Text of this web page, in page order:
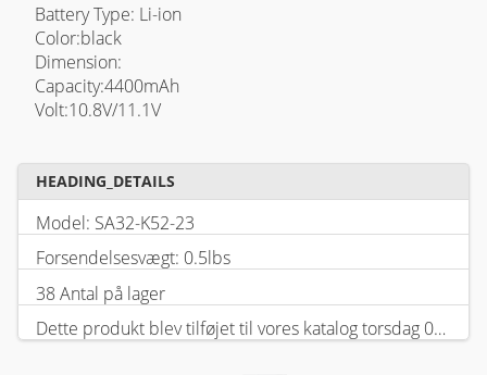
Battery Type: Li-ion
Color:black
Dimension:
Capacity:4400mAh
Volt:10.8V/11.1V
HEADING_DETAILS
Model: SA32-K52-23
Forsendelsesvægt: 0.5lbs
38 Antal på lager
Dette produkt blev tilføjet til vores katalog torsdag 05 februar, 2026.